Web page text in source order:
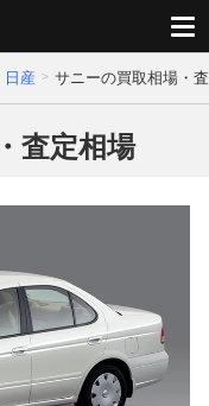
日産 サニーの買取相場・
査定相場